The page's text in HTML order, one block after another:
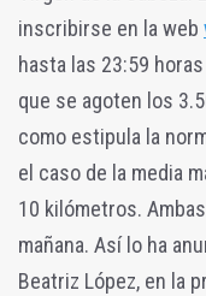
inscribirse en la web
hasta las 23:59
que se agoten los
como estipula la
el caso de la media
10 kilómetros.
mañana. Así lo ha
Beatriz López, en la